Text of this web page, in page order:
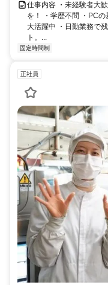
仕事内容 ・未経験者大
を！ ・学歴不問 ・PC
大活躍中 ・日勤業務で
ト。...
固定時間制
正社員